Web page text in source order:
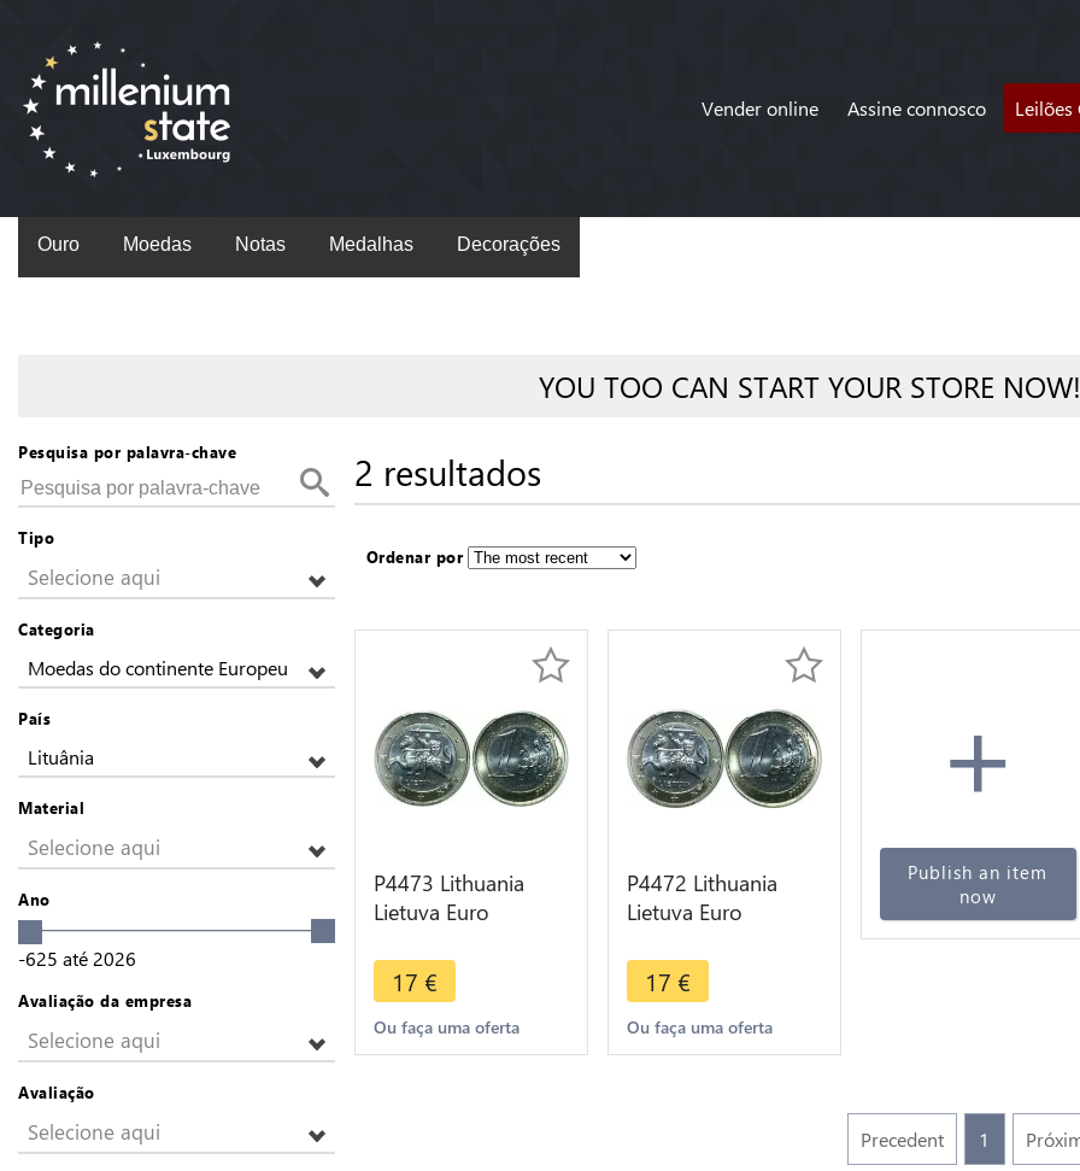
Vender online Assine connosco Leilões
Ouro Moedas Notas Medalhas Decorações
YOU TOO CAN START YOUR STORE NOW!
Pesquisa por palavra-chave
Tipo
Selecione aqui
Categoria
Moedas do continente Europeu
País
Lituânia
Material
Selecione aqui
Ano
-625 até 2026
Avaliação da empresa
Selecione aqui
Avaliação
Selecione aqui
2 resultados
Ordenar por
P4473 Lithuania
Lietuva Euro
2015 PCGS BU UNC
17 €
Ou faça uma oferta
P4472 Lithuania
Lietuva Euro
2015 NGC BU UNC
17 €
Ou faça uma oferta
+
Publish an item
now
Precedent 1